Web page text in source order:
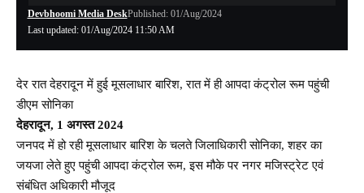
Last updated: 01/Aug/2024 11:50 AM
Devbhoomi Media DeskPublished: 01/Aug/2024
देर रात देहरादून में हुई मूसलाधार बारिश, रात में ही आपदा कंट्रोल रूम पहुंची
डीएम सोनिका
देहरादून, 1 अगस्त 2024
जनपद में हो रही मूसलाधार बारिश के चलते जिलाधिकारी सोनिका, शहर का
जयजा लेते हुए पहुंची आपदा कंट्रोल रूम, इस मौके पर नगर मजिस्ट्रेट एवं
संबंधित अधिकारी मौजूद